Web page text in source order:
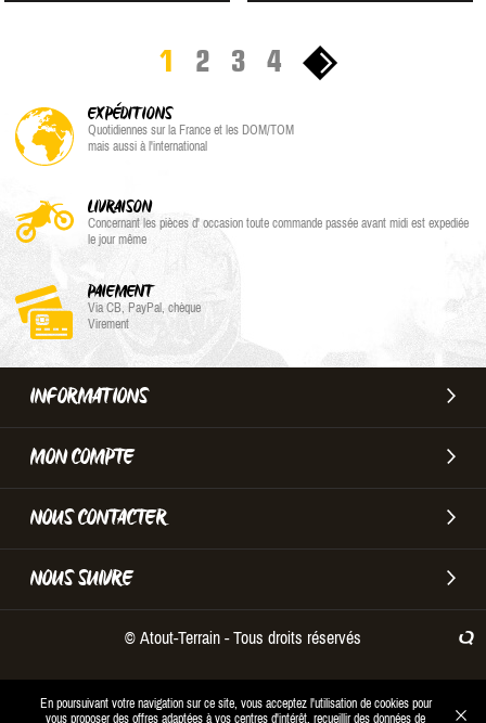
1 2 3 4
EXPÉDITIONS
Quotidiennes sur la France et les DOM/TOM
mais aussi à l'international
LIVRAISON
Concernant les pièces d' occasion toute commande passée avant midi est expediée
le jour même
PAIEMENT
Via CB, PayPal, chèque
Virement
INFORMATIONS
MON COMPTE
NOUS CONTACTER
NOUS SUIVRE
En poursuivant votre navigation sur ce site, vous acceptez l'utilisation de cookies pour
vous proposer des offres adaptées à vos centres d'intérêt, recueillir des données de
© Atout-Terrain - Tous droits réservés